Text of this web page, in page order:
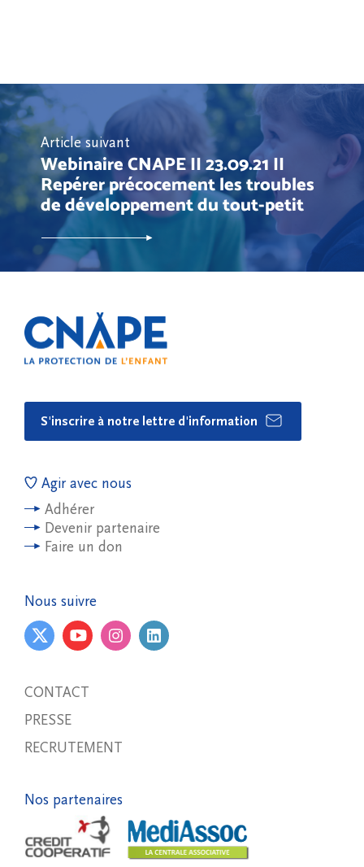
Article suivant
Webinaire CNAPE II 23.09.21 II
Repérer précocement les troubles
de développement du tout-petit
S'inscrire à notre lettre d'information
Agir avec nous
Adhérer
Devenir partenaire
Faire un don
Nous suivre
CONTACT
PRESSE
RECRUTEMENT
Nos partenaires